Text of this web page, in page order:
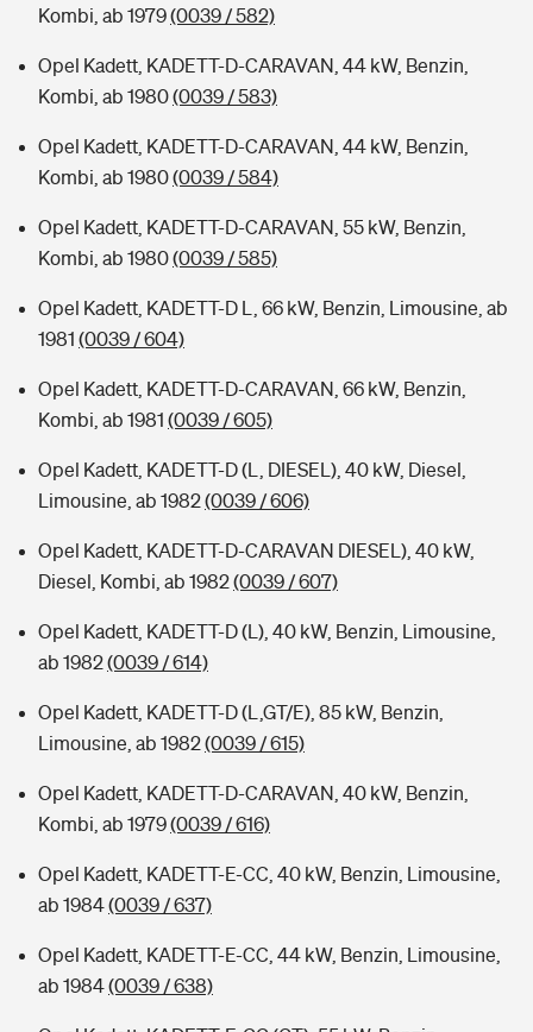
Kombi, ab 1979(0039 / 582)
Opel Kadett, KADETT-D-CARAVAN, 44 kW, Benzin,
Kombi, ab 1980(0039 / 583)
Opel Kadett, KADETT-D-CARAVAN, 44 kW, Benzin,
Kombi, ab 1980(0039 / 584)
Opel Kadett, KADETT-D-CARAVAN, 55 kW, Benzin,
Kombi, ab 1980(0039 / 585)
Opel Kadett, KADETT-D L, 66 kW, Benzin, Limousine, ab
1981 (0039 / 604)
Opel Kadett, KADETT-D-CARAVAN, 66 kW, Benzin,
Kombi, ab 1981 (0039 / 605)
Opel Kadett, KADETT-D (L, DIESEL), 40 kW, Diesel,
Limousine, ab 1982(0039 / 606)
Opel Kadett, KADETT-D-CARAVAN DIESEL), 40 kW,
Diesel, Kombi, ab 1982(0039 / 607)
Opel Kadett, KADETT-D (L), 40 kW, Benzin, Limousine,
ab 1982(0039 / 614)
Opel Kadett, KADETT-D (L,GT/E), 85 kW, Benzin,
Limousine, ab 1982(0039 / 615)
Opel Kadett, KADETT-D-CARAVAN, 40 kW, Benzin,
Kombi, ab 1979(0039 / 616)
Opel Kadett, KADETT-E-CC, 40 kW, Benzin, Limousine,
ab 1984(0039 / 637)
Opel Kadett, KADETT-E-CC, 44 kW, Benzin, Limousine,
ab 1984(0039 / 638)